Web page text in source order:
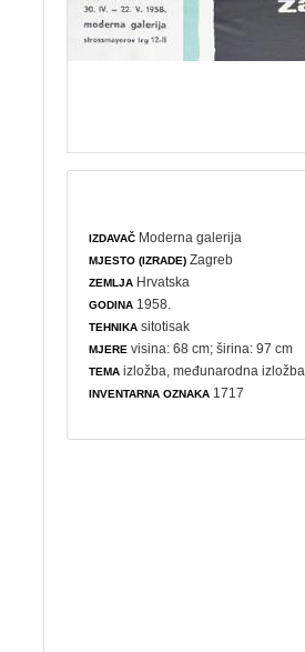
IZDAVAČ Moderna galerija
MJESTO (IZRADE) Zagreb
ZEMLJA Hrvatska
GODINA 1958.
TEHNIKA sitotisak
MJERE visina: 68 cm; širina: 97 cm
TEMA izložba ,međunarodna izložba
INVENTARNA OZNAKA 1717